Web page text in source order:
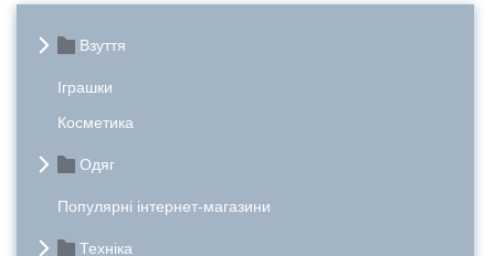
Взуття
Іграшки
Косметика
Одяг
Популярні інтернет-магазини
Техніка